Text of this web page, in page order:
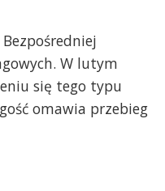
W lutym
się tego typu
omawia przebieg